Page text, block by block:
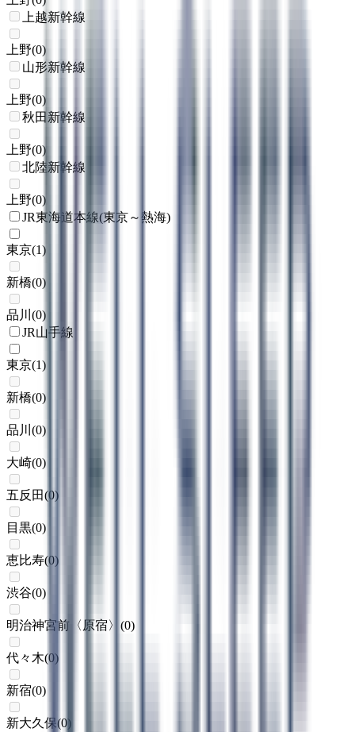
上越新幹線
上野(0)
山形新幹線
上野(0)
秋田新幹線
上野(0)
北陸新幹線
上野(0)
JR東海道本線(東京～熱海)
東京(1)
新橋(0)
品川 (0)
JR山手線
東京(1)
新橋(0)
品川 (0)
大崎(0)
五反田(0)
目黒(0)
恵比寿(0)
渋谷(0)
明治神宮前〈原宿〉 (0)
代々木(0)
新宿(0)
新大久保(0)